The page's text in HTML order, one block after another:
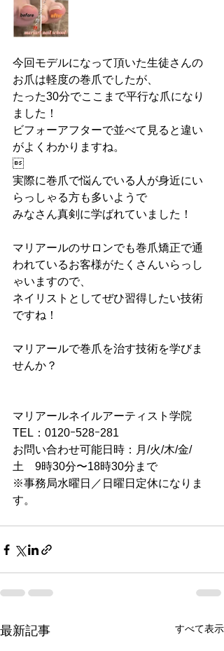
今回モデルになって頂いた生徒さんの
お爪は軽度の巻爪でしたが、
たった30分でここまで平行な爪になり
ました！
ビフォーアフターで並べて見ると違い
がよくわかりますね。

実際に巻爪で悩んでいる人が身近にい
らっしゃる方も多いようで
みなさん真剣に学ばれていました！
マリアールのサロンでも巻爪矯正で通
われているお客様がたくさんいらっし
ゃいますので、
ネイリストとしてぜひ習得したい技術
ですね！
マリアールで巻爪を治す技術を学びま
せんか？
マリアールネイルアーティスト学院
TEL：0120ｰ528ｰ281
お問い合わせ可能日時：月/火/木/金/
土　9時30分〜18時30分まで
※事務局水曜日／日曜日定休になりま
す。
最新記事 すべて表示